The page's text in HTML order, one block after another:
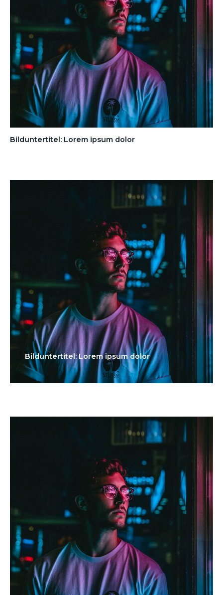
Bilduntertitel: Lorem ipsum dolor
Bilduntertitel: Lorem ipsum dolor